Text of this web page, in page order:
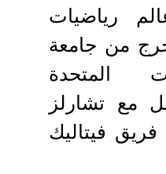
رياضيات
من جامعة
المتحدة
مع تشارلز
فيتاليك